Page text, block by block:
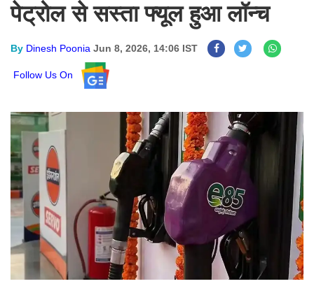
पेट्रोल से सस्ता फ्यूल हुआ लॉन्च
By Dinesh Poonia Jun 8, 2026, 14:06 IST
Follow Us On